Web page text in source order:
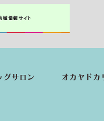
グサロン オカヤドカ